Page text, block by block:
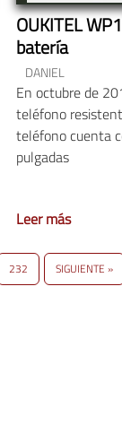
OUKITEL
batería
DANIEL
En octubre de
teléfono
teléfono cuenta
pulgadas
Leer más
232 SIGUIENTE »